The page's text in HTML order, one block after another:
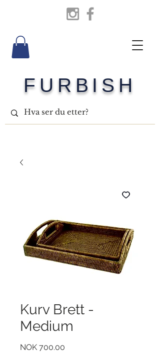
FURBISH
Kurv Brett -
Medium
NOK 700.00